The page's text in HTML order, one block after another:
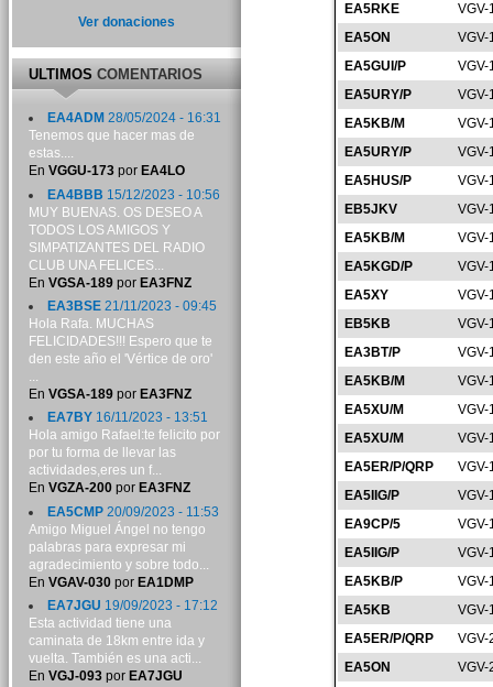
EA5RKE
VGV-
EA5ON
VGV-
EA5GUI/P
VGV-
EA5URY/P
VGV-
EA5KB/M
VGV-
EA5URY/P
VGV-
EA5HUS/P
VGV-
EB5JKV
VGV-
EA5KB/M
VGV-
EA5KGD/P
VGV-
EA5XY
VGV-
EB5KB
VGV-
EA3BT/P
VGV-
EA5KB/M
VGV-
EA5XU/M
VGV-
EA5XU/M
VGV-
EA5ER/P/QRP
VGV-
EA5IIG/P
VGV-
EA9CP/5
VGV-
EA5IIG/P
VGV-
EA5KB/P
VGV-
EA5KB
VGV-
EA5ER/P/QRP
VGV-
EA5ON
VGV-
Ver donaciones
ULTIMOSCOMENTARIOS
EA4ADM 28/05/2024 - 16:31
Tenemos que hacer mas de
estas....
En VGGU-173por EA4LO
EA4BBB 15/12/2023 - 10:56
MUY BUENAS. OS DESEO A
TODOS LOS AMIGOS Y
SIMPATIZANTES DEL RADIO
CLUB UNA FELICES...
En VGSA-189por EA3FNZ
EA3BSE21/11/2023 - 09:45
Hola Rafa. MUCHAS
FELICIDADES!!! Espero que te
den este año el 'Vértice de oro'
...
En VGSA-189por EA3FNZ
EA7BY16/11/2023 - 13:51
Hola amigo Rafael:te felicito por
por tu forma de llevar las
actividades,eres un f...
En VGZA-200por EA3FNZ
EA5CMP20/09/2023 - 11:53
Amigo Miguel Ángel no tengo
palabras para expresar mi
agradecimiento y sobre todo...
En VGAV-030por EA1DMP
EA7JGU 19/09/2023 - 17:12
Esta actividad tiene una
caminata de 18km entre ida y
vuelta. También es una acti...
En VGJ-093por EA7JGU